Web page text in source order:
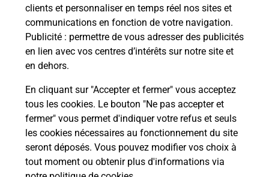
clients et personnaliser en temps réel nos sites et
communications en fonction de votre navigation.
Publicité : permettre de vous adresser des publicités
en lien avec vos centres d’intérêts sur notre site et
en dehors.
En cliquant sur "Accepter et fermer" vous acceptez
tous les cookies. Le bouton "Ne pas accepter et
fermer" vous permet d'indiquer votre refus et seuls
les cookies nécessaires au fonctionnement du site
seront déposés. Vous pouvez modifier vos choix à
tout moment ou obtenir plus d'informations via
Villiers Le Mahieu
Villiers Saint Frederic
Viroflay
Localiser Liste Boîtes aux lettres Yvelines